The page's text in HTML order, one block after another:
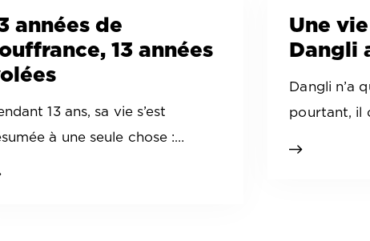
années de
13 années
13 ans, sa vie s’est
à une seule chose :…
Une
Dangli
Dangli n’a
pourtant, il